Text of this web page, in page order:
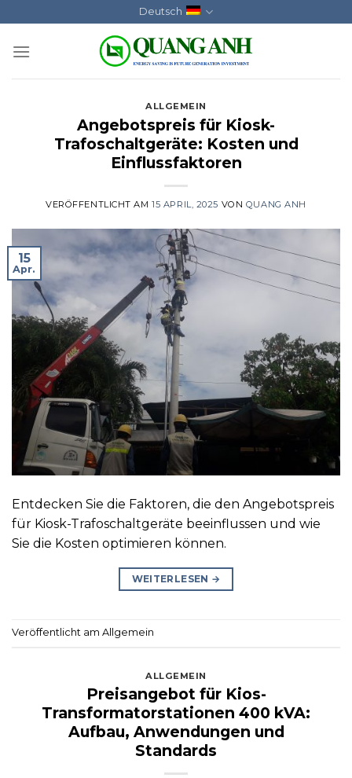
to
content
Deutsch
ALLGEMEIN
Angebotspreis für Kiosk-
Trafoschaltgeräte: Kosten und
Einflussfaktoren
VERÖFFENTLICHT AM15 APRIL, 2025 VON QUANG ANH
15
Apr.
Entdecken Sie die Faktoren, die den Angebotspreis
für Kiosk-Trafoschaltgeräte beeinflussen und wie
Sie die Kosten optimieren können.
WEITERLESEN →
Veröffentlicht am Allgemein
ALLGEMEIN
Preisangebot für Kios-
Transformatorstationen 400 kVA:
Aufbau, Anwendungen und
Standards